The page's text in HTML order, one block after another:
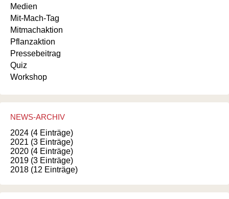
Medien
Mit-Mach-Tag
Mitmachaktion
Pflanzaktion
Pressebeitrag
Quiz
Workshop
NEWS-ARCHIV
2024 (4 Einträge)
2021 (3 Einträge)
2020 (4 Einträge)
2019 (3 Einträge)
2018 (12 Einträge)